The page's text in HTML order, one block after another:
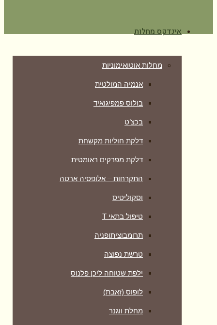
אינדקס מחלות
מחלות אוטואימוניות
אנמיה המולטית
בולוס פמפיגואיד
בכצ’ט
דלקת חוליות מקשחת
דלקת מפרקים ראומטית
התקרחות – אלופסיה ארטה
וסקוליטיס
טיפול בתאי T
תרומבוציתופניה
טרשת נפוצה
ילפת שטוחה ליכן פלנוס
לופוס (זאבת)
מחלת ווגנר